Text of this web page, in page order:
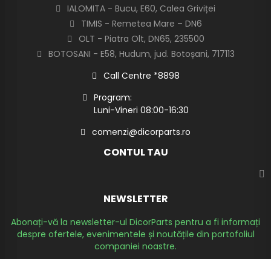
IALOMITA - Bucu, E60, Calea Griviței
TIMIS - Remetea Mare – DN6
OLT - Piatra Olt, DN65, 235500
BOTOSANI - E58, Hudum, jud. Botoșani, 717113
Call Centre *8898
Program:
Luni-Vineri 08:00-16:30
comenzi@dicorparts.ro
CONTUL TAU
NEWSLETTER
Abonați-vă la newsletter-ul DicorParts pentru a fi informați
despre ofertele, evenimentele și noutățile din portofoliul
companiei noastre.